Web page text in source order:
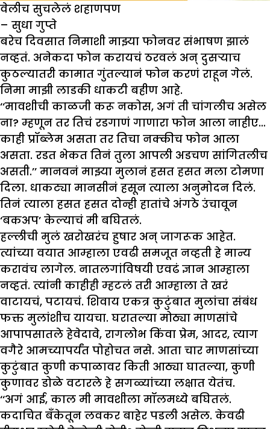
वेलीच सुचलेलं शहाणपण
– सुधा गुप्ते
बरेच दिवसात निमाशी माझ्या फोनवर संभाषण झालं
नव्हतं. अनेकदा फोन करायचं ठरवलं अन् दुसऱ्याच
कुठल्यातरी कामात गुंतल्यानं फोन करणं राहून गेलं.
निमा माझी लाडकी धाकटी बहीण आहे.
‘‘मावशीची काळजी करू नकोस, अगं ती चांगलीच असेल
ना? म्हणून तर तिचं रडगाणं गाणारा फोन आला नाहीए…
काही प्रॉब्लेम असता तर तिचा नक्कीच फोन आला
असता. रडत भेकत तिनं तुला आपली अडचण सांगितलीच
असती.’’ मानवनं माझ्या मुलानं हसत हसत मला टोमणा
दिला. धाकट्या मानसीनं हसून त्याला अनुमोदन दिलं.
तिनं त्याला हसत हसत दोन्ही हातांचे अंगठे उंचावून
‘बकअप’ केल्याचं मी बघितलं.
हल्लीची मुलं खरोखरंच हुषार अन् जागरूक आहेत.
त्यांच्या वयात आम्हाला एवढी समजूत नव्हती हे मान्य
करावंच लागेल. नातलगांविषयी एवढं ज्ञान आम्हाला
नव्हतं. त्यांनी काहीही म्हटलं तरी आम्हाला ते खरं
वाटायचं, पटायचं. शिवाय एकत्र कुटुंबात मुलांचा संबंध
फक्त मुलांशीच यायचा. घरातल्या मोठ्या माणसांचे
आपापसातले हेवेदावे, रागलोभ किंवा प्रेम, आदर, त्याग
वगैरे आमच्यापर्यंत पोहोचत नसे. आता चार माणसांच्या
कुटुंबात कुणी कपाळावर किती आठ्या घातल्या, कुणी
कुणावर डोळे वटारले हे सगळ्यांच्या लक्षात येतंच.
‘‘अगं आई, काल मी मावशीला मॉलमध्ये बघितलं.
कदाचित बँकेतून लवकर बाहेर पडली असेल. केवढी